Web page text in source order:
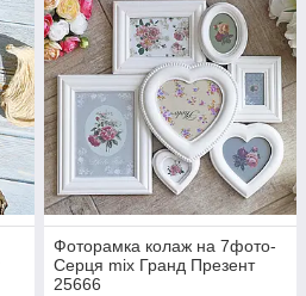
Фоторамка колаж на 7фото-
Серця mix Гранд Презент
25666